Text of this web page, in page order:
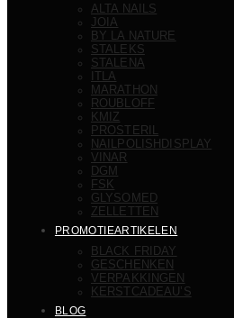
ALTA NAILS
JOIA
BY LA NATURE
STALEKS
STALENA
ITLA
MARATHON
ROUBLOFF
KMIZ
PROSTERIL
NAILPOLISHDISPLAY
VINAR
DGM
FSK
GLYSOMED
ZELLETTEN
PROMOTIEARTIKELEN
BLACK FRIDAY
GESCHENKEN
VERPAKKINGEN
KERSTCADEAU’S
BLOG